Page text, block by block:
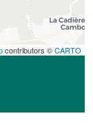
contributors ©CARTO